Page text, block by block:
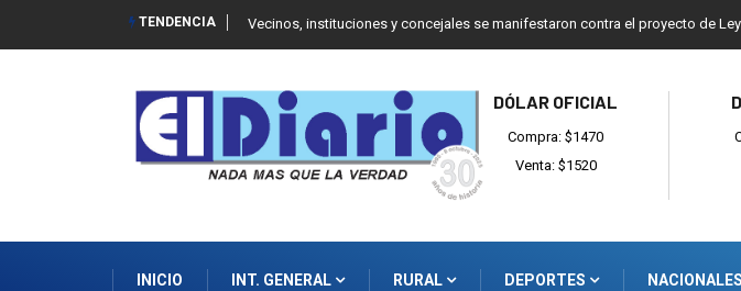
TENDENCIA Vecinos, instituciones y concejales se manifestaron contra el proyecto de
DÓLAR OFICIAL
Compra: $1470
Venta: $1520
INICIO INT. GENERAL RURAL DEPORTES NACIONALES